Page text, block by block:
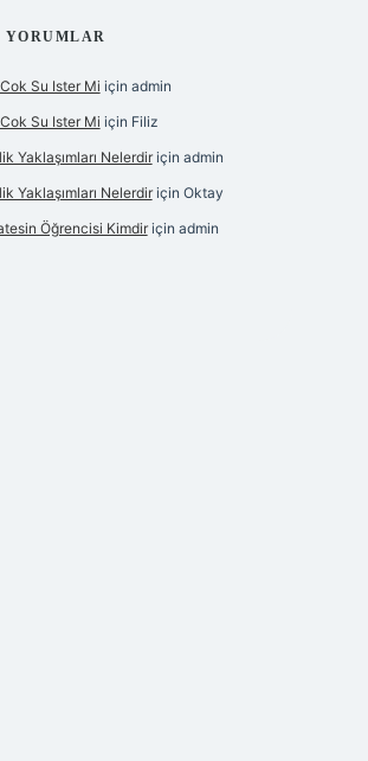
YORUMLAR
Su Ister Mi için admin
Su Ister Mi için Filiz
Yaklaşımları Nelerdiriçin admin
Yaklaşımları Nelerdiriçin Oktay
Öğrencisi Kimdiriçin admin